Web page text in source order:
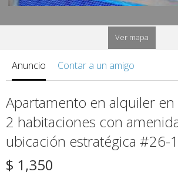
Ver mapa
Anuncio Contar a un amigo
Apartamento en alquiler
2 habitaciones con
ubicación estratégica #26-
$ 1,350